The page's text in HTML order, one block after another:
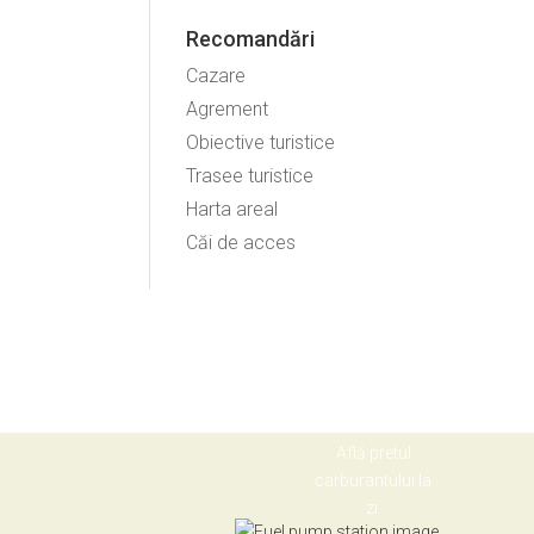
Recomandări
Cazare
Agrement
Obiective turistice
Trasee turistice
Harta areal
Căi de acces
Află pretul
carburantului la
zi.